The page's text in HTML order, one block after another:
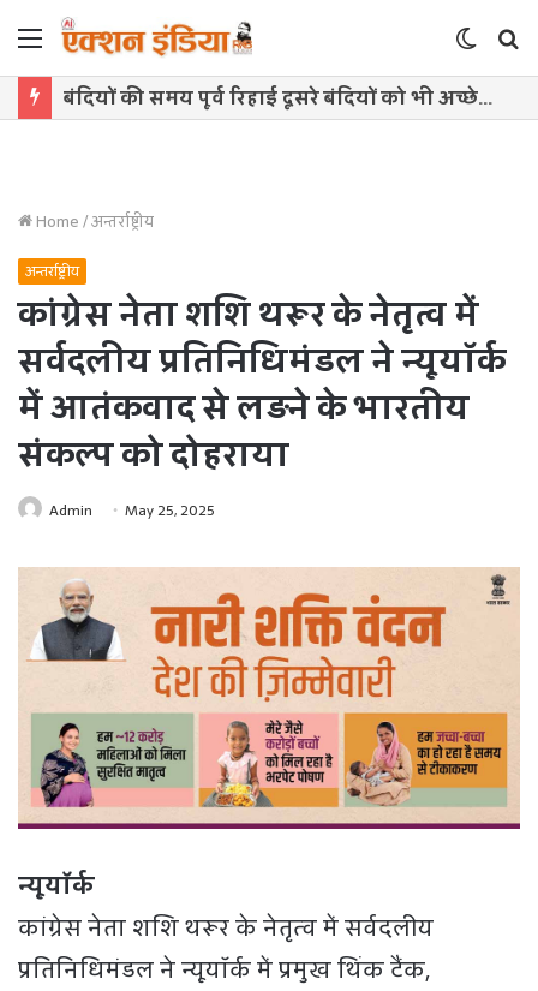
Menu
Switch
skin
बंदियों की समय पूर्व रिहाई दूसरे बंदियों को भी अच्छे आचरण के लिए करेगी प्रोत्साहित : मुख्यमंत्री डॉ. यादव
Home/अन्तर्राष्ट्रीय
अन्तर्राष्ट्रीय
कांग्रेस नेता शशि थरूर के नेतृत्व में
सर्वदलीय प्रतिनिधिमंडल ने न्यूयॉर्क
में आतंकवाद से लड़ने के भारतीय
संकल्प को दोहराया
Admin May 25, 2025
न्यूयॉर्क
कांग्रेस नेता शशि थरूर के नेतृत्व में सर्वदलीय
प्रतिनिधिमंडल ने न्यूयॉर्क में प्रमुख थिंक टैंक,